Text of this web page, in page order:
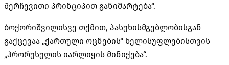
შერჩევითი პრინციპით განიმარტება“.
ბოჭორიშვილისვე თქმით, პასუხისმგებლობისგან
გაქცევაა „ქართული ოცნების“ ხელისუფლებისთვის
„პრორუსულის იარლიყის მინიჭება“.